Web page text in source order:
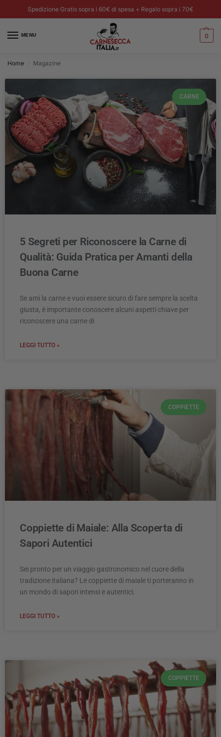
Spedizione Gratis sopra i 60€ di spesa + Regalo sopra i 70€
MENU 0
Home Magazine
CARNE
5 Segreti per Riconoscere la Carne di
Qualità: Guida Pratica per Amanti della
Buona Carne
Se ami la carne e vuoi essere sicuro di fare sempre la scelta
giusta, è importante conoscere alcuni aspetti chiave per
riconoscere una carne di
LEGGI TUTTO »
COPPIETTE
Coppiette di Maiale: Alla Scoperta di
Sapori Autentici
Sei pronto per un viaggio gastronomico nel cuore della
tradizione italiana? Le coppiette di maiale ti porteranno in
un mondo di sapori intensi e autentici.
LEGGI TUTTO »
COPPIETTE